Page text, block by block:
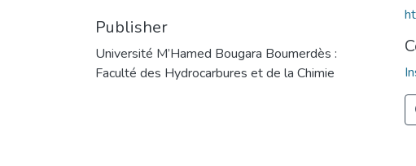
Publisher
Université M’Hamed Bougara Boumerdès :
Faculté des Hydrocarbures et de la Chimie